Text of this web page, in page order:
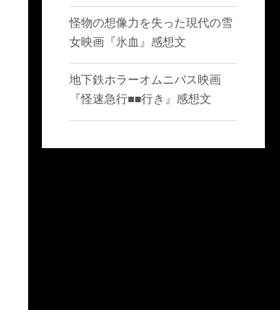
怪物の想像力を失った現代の雪
女映画『氷血』感想文
地下鉄ホラーオムニバス映画
『怪速急行■■行き』感想文